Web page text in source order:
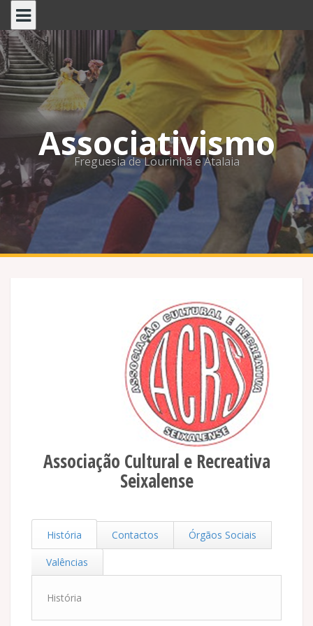
Skip
content
Associativismo
Freguesia de Lourinhã e Atalaia
Associação Cultural e Recreativa
Seixalense
História Contactos Órgãos Sociais
Valências
História